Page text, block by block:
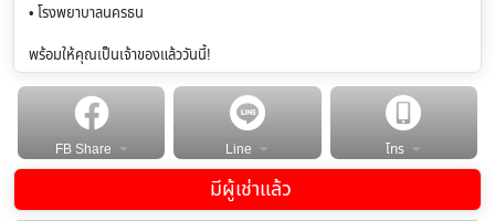
• โรงพยาบาลนครธน
พร้อมให้คุณเป็นเจ้าของแล้ววันนี้!
FB Share Line โทร
มีผู้เช่าแล้ว